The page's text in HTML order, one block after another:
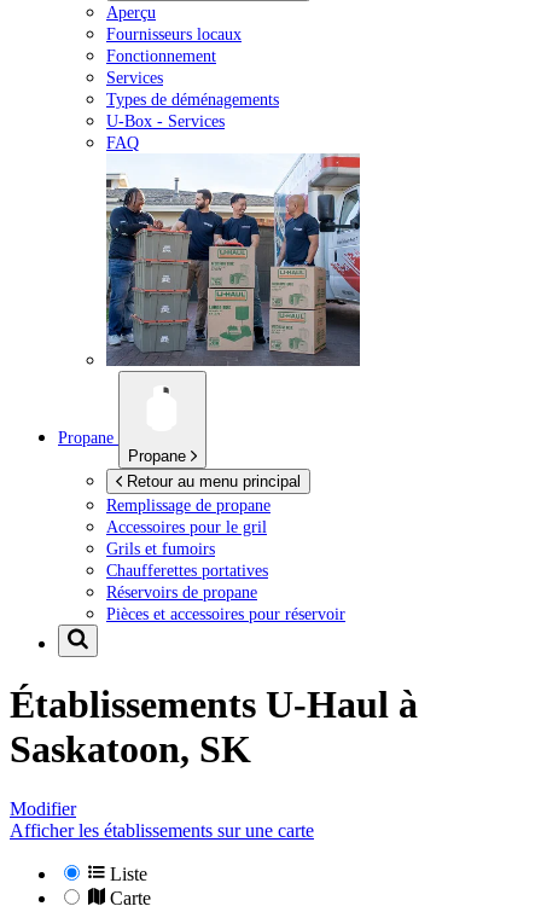
Aperçu
Fournisseurs locaux
Fonctionnement
Services
Types de déménagements
U-Box - Services
FAQ
Propane
Propane
Retour au menu principal
Remplissage de propane
Accessoires pour le gril
Grils et fumoirs
Chaufferettes portatives
Réservoirs de propane
Pièces et accessoires pour réservoir
Établissements U-Haul à
Saskatoon, SK
Modifier
Afficher les établissements sur une carte
Liste
Carte